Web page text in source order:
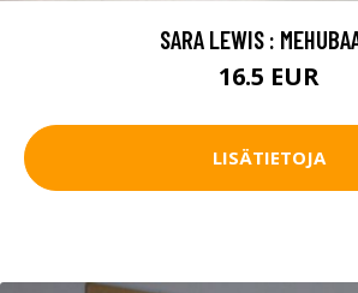
SARA LEWIS :
16.5 EUR
LISÄTIETOJA